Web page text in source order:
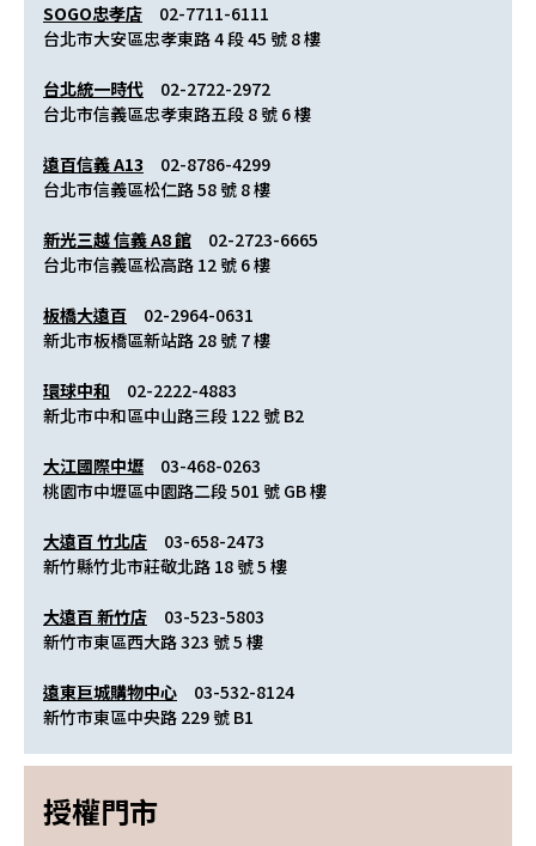
SOGO忠孝店 02-7711-6111
台北市大安區忠孝東路 4 段 45 號 8 樓
台北統一時代 02-2722-2972
台北市信義區忠孝東路五段 8 號 6 樓
遠百信義 A13 02-8786-4299
台北市信義區松仁路 58 號 8 樓
新光三越 信義 A8 館
台北市信義區松高路 12 號 6 樓
板橋大遠百 02-2964-0631
新北市板橋區新站路 28 號 7 樓
環球中和 02-2222-4883
新北市中和區中山路三段 122 號 B2
大江國際中壢 03-468-0263
桃園市中壢區中園路二段 501 號 GB 樓
大遠百 竹北店 03-658-2473
新竹縣竹北市莊敬北路 18 號 5 樓
大遠百 新竹店 03-523-5803
新竹市東區西大路 323 號 5 樓
遠東巨城購物中心
新竹市東區中央路 229 號 B1
授權門市